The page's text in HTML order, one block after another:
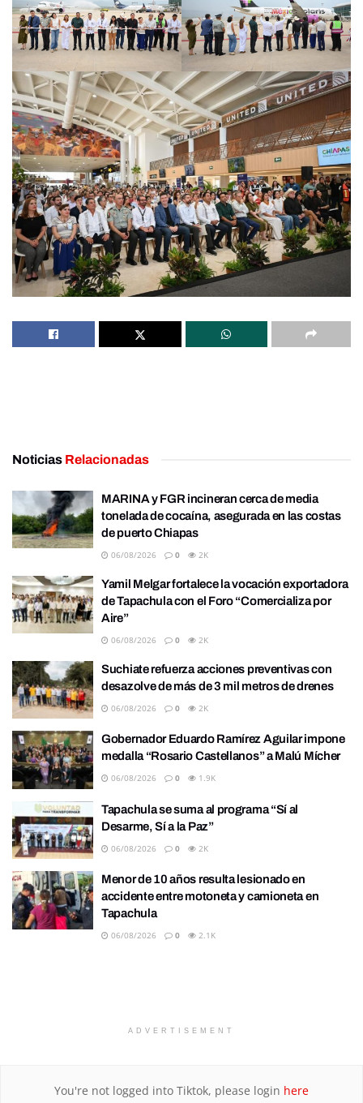
Noticias Relacionadas
MARINA y FGR incineran cerca de media
tonelada de cocaína, asegurada en las costas
de puerto Chiapas
06/08/2026 0 2K
Yamil Melgar fortalece la vocación exportadora
de Tapachula con el Foro “Comercializa por
Aire”
06/08/2026 0 2K
Suchiate refuerza acciones preventivas con
desazolve de más de 3 mil metros de drenes
06/08/2026 0 2K
Gobernador Eduardo Ramírez Aguilar impone
medalla “Rosario Castellanos” a Malú Mícher
06/08/2026 0 1.9K
Tapachula se suma al programa “Sí al
Desarme, Sí a la Paz”
06/08/2026 0 2K
Menor de 10 años resulta lesionado en
accidente entre motoneta y camioneta en
Tapachula
06/08/2026 0 2.1K
ADVERTISEMENT
You're not logged into Tiktok, please login here